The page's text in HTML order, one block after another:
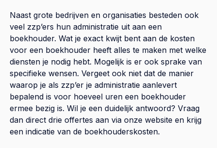
Naast grote bedrijven en organisaties besteden ook
veel zzp’ers hun administratie uit aan een
boekhouder. Wat je exact kwijt bent aan de kosten
voor een boekhouder heeft alles te maken met welke
diensten je nodig hebt. Mogelijk is er ook sprake van
specifieke wensen. Vergeet ook niet dat de manier
waarop je als zzp’er je administratie aanlevert
bepalend is voor hoeveel uren een boekhouder
ermee bezig is. Wil je een duidelijk antwoord? Vraag
dan direct drie offertes aan via onze website en krijg
een indicatie van de boekhouderskosten.